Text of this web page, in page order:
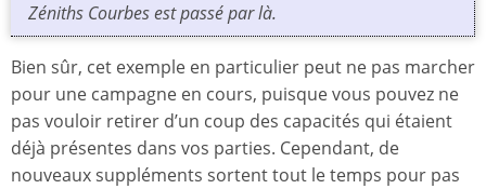
Zéniths Courbes est passé par là.
Bien sûr, cet exemple en particulier peut ne pas marcher
pour une campagne en cours, puisque vous pouvez ne
pas vouloir retirer d’un coup des capacités qui étaient
déjà présentes dans vos parties. Cependant, de
nouveaux suppléments sortent tout le temps pour pas